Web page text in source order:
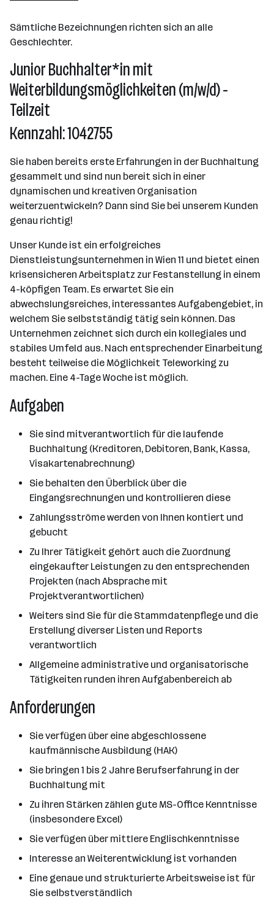
Sämtliche Bezeichnungen richten sich an alle
Geschlechter.
Junior Buchhalter*in mit
Weiterbildungsmöglichkeiten (m/w/d) -
Teilzeit
Kennzahl: 1042755
Sie haben bereits erste Erfahrungen in der Buchhaltung
gesammelt und sind nun bereit sich in einer
dynamischen und kreativen Organisation
weiterzuentwickeln? Dann sind Sie bei unserem Kunden
genau richtig!
Unser Kunde ist ein erfolgreiches
Dienstleistungsunternehmen in Wien 11 und bietet einen
krisensicheren Arbeitsplatz zur Festanstellung in einem
4-köpfigen Team. Es erwartet Sie ein
abwechslungsreiches, interessantes Aufgabengebiet, in
welchem Sie selbstständig tätig sein können. Das
Unternehmen zeichnet sich durch ein kollegiales und
stabiles Umfeld aus. Nach entsprechender Einarbeitung
besteht teilweise die Möglichkeit Teleworking zu
machen. Eine 4-Tage Woche ist möglich.
Aufgaben
Sie sind mitverantwortlich für die laufende
Buchhaltung (Kreditoren, Debitoren, Bank, Kassa,
Visakartenabrechnung)
Sie behalten den Überblick über die
Eingangsrechnungen und kontrollieren diese
Zahlungsströme werden von Ihnen kontiert und
gebucht
Zu Ihrer Tätigkeit gehört auch die Zuordnung
eingekaufter Leistungen zu den entsprechenden
Projekten (nach Absprache mit
Projektverantwortlichen)
Weiters sind Sie für die Stammdatenpflege und die
Erstellung diverser Listen und Reports
verantwortlich
Allgemeine administrative und organisatorische
Tätigkeiten runden ihren Aufgabenbereich ab
Anforderungen
Sie verfügen über eine abgeschlossene
kaufmännische Ausbildung (HAK)
Sie bringen 1 bis 2 Jahre Berufserfahrung in der
Buchhaltung mit
Zu ihren Stärken zählen gute MS-Office Kenntnisse
(insbesondere Excel)
Sie verfügen über mittlere Englischkenntnisse
Interesse an Weiterentwicklung ist vorhanden
Eine genaue und strukturierte Arbeitsweise ist für
Sie selbstverständlich